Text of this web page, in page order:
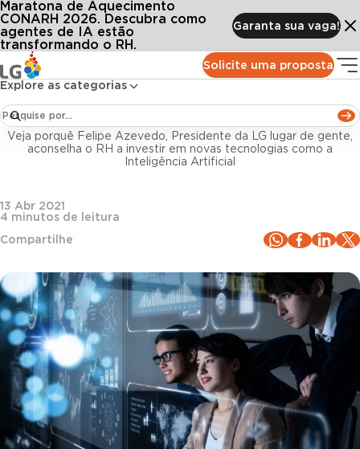
Solicite uma proposta
Explore as categorias
Maratona de Aquecimento
CONARH 2026. Descubra como
agentes de IA estão
transformando o RH.
Garanta sua vaga!
Conteúdos Blog LG
Inteligência Artificial e o impacto na produtividade da gestão de pessoas
Inteligência artificial
Inteligência Artificial e o impacto na
produtividade da gestão de pessoas
Veja porquê Felipe Azevedo, Presidente da LG lugar de gente,
aconselha o RH a investir em novas tecnologias como a
Inteligência Artificial
13 Abr 2021
4 minutos de leitura
Compartilhe